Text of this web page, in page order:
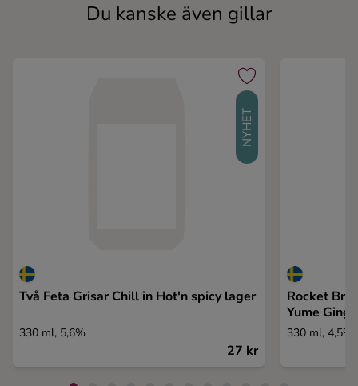
Du kanske även gillar
NYHET
Två Feta Grisar Chill in Hot'n spicy lager
330 ml, 5,6%
27 kr
Rocket
Yume
330 ml, 4,5%